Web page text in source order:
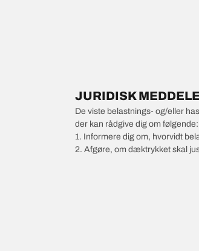
JURIDISK
De viste belastnings- og/eller
der kan rådgive dig om følgende:
1. Informere dig om, hvorvidt
2. Afgøre, om dæktrykket skal